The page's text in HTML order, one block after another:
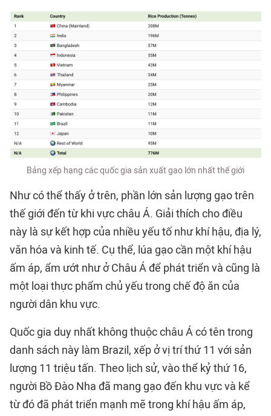
Bảng xếp hạng các quốc gia sản xuất gạo lớn nhất thế giới
Như có thể thấy ở trên, phần lớn sản lượng gạo trên
thế giới đến từ khi vực châu Á. Giải thích cho điều
này là sự kết hợp của nhiều yếu tố như khí hậu, địa lý,
văn hóa và kinh tế. Cụ thể, lúa gạo cần một khí hậu
ấm áp, ẩm ướt như ở Châu Á để phát triển và cũng là
một loại thực phẩm chủ yếu trong chế độ ăn của
người dân khu vực.
Quốc gia duy nhất không thuộc châu Á có tên trong
danh sách này làm Brazil, xếp ở vị trí thứ 11 với sản
lượng 11 triệu tấn. Theo lịch sử, vào thể kỷ thứ 16,
người Bồ Đào Nha đã mang gạo đến khu vực và kể
từ đó đã phát triển mạnh mẽ trong khí hậu ấm áp,